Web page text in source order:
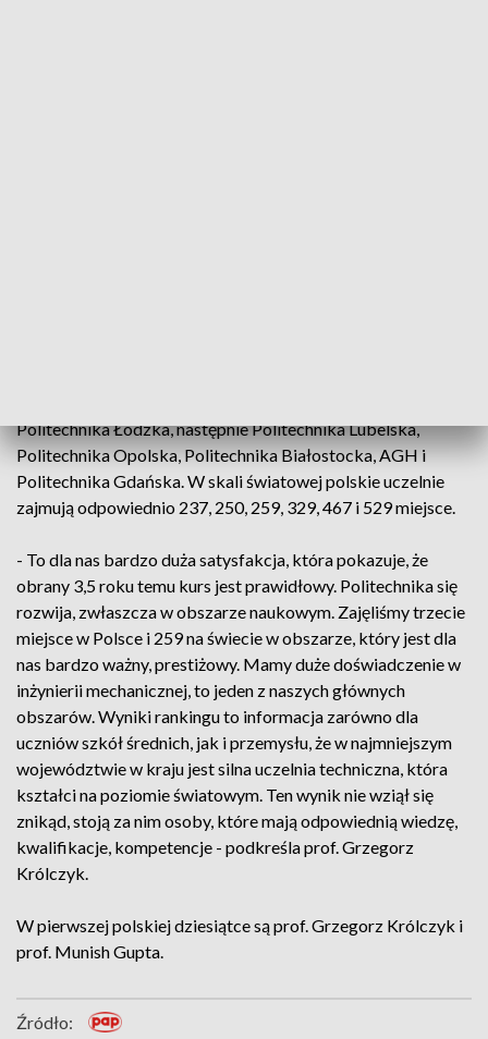
Politechnika Łódzka, następnie Politechnika Lubelska,
Politechnika Opolska, Politechnika Białostocka, AGH i
Politechnika Gdańska. W skali światowej polskie uczelnie
zajmują odpowiednio 237, 250, 259, 329, 467 i 529 miejsce.
- To dla nas bardzo duża satysfakcja, która pokazuje, że
obrany 3,5 roku temu kurs jest prawidłowy. Politechnika się
rozwija, zwłaszcza w obszarze naukowym. Zajęliśmy trzecie
miejsce w Polsce i 259 na świecie w obszarze, który jest dla
nas bardzo ważny, prestiżowy. Mamy duże doświadczenie w
inżynierii mechanicznej, to jeden z naszych głównych
obszarów. Wyniki rankingu to informacja zarówno dla
uczniów szkół średnich, jak i przemysłu, że w najmniejszym
województwie w kraju jest silna uczelnia techniczna, która
kształci na poziomie światowym. Ten wynik nie wziął się
znikąd, stoją za nim osoby, które mają odpowiednią wiedzę,
kwalifikacje, kompetencje - podkreśla prof. Grzegorz
Królczyk.
W pierwszej polskiej dziesiątce są prof. Grzegorz Królczyk i
prof. Munish Gupta.
Źródło: